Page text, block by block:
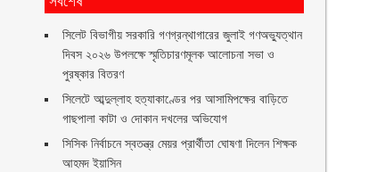
সিলেট বিভাগীয় সরকারি গণগ্রন্থাগারের জুলাই গণঅভ্যুত্থান
দিবস ২০২৬ উপলক্ষে স্মৃতিচারণমূলক আলোচনা সভা ও
পুরষ্কার বিতরণ ‎ ‎
সিলেটে আব্দুল্লাহ হত্যাকাণ্ডের পর আসামিপক্ষের বাড়িতে
গাছপালা কাটা ও দোকান দখলের অভিযোগ
সিসিক নির্বাচনে স্বতন্ত্র মেয়র প্রার্থীতা ঘোষণা দিলেন শিক্ষক
আহমদ ইয়াসিন